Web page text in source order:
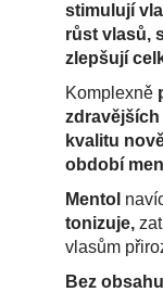
stimulují
růst vlasů,
zlepšují
Komplexně
kvalitu
období
Mentol
tonizuje,
vlasům
Bez